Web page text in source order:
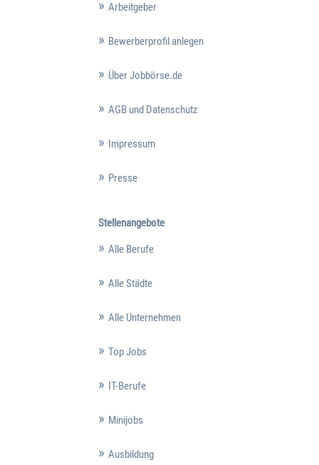
Arbeitgeber
Bewerberprofil anlegen
Über Jobbörse.de
AGB und Datenschutz
Impressum
Presse
Stellenangebote
Alle Berufe
Alle Städte
Alle Unternehmen
Top Jobs
IT-Berufe
Minijobs
Ausbildung